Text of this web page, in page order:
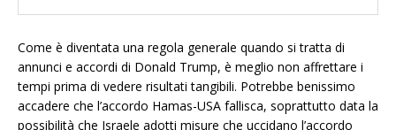
Come è diventata una regola generale quando si tratta di
annunci e accordi di Donald Trump, è meglio non affrettare i
tempi prima di vedere risultati tangibili. Potrebbe benissimo
accadere che l’accordo Hamas-USA fallisca, soprattutto data la
possibilità che Israele adotti misure che uccidano l’accordo